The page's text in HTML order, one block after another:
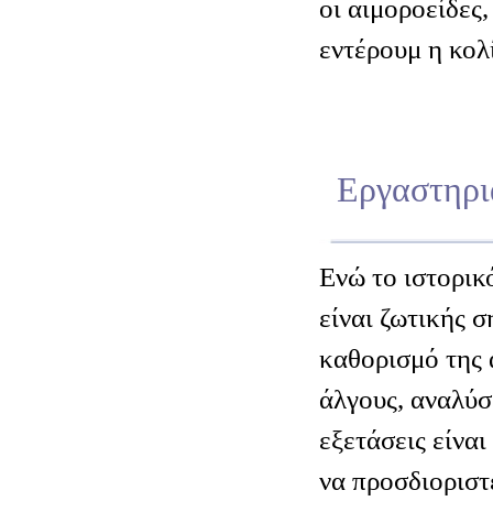
οι
εντέρουμ η
Ενώ το
είναι ζωτικής
καθορισμό της
άλγους,
εξετάσεις
να